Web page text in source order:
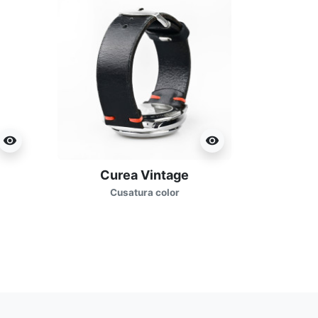
visibility visibility
Curea Vintage
Cusatura color